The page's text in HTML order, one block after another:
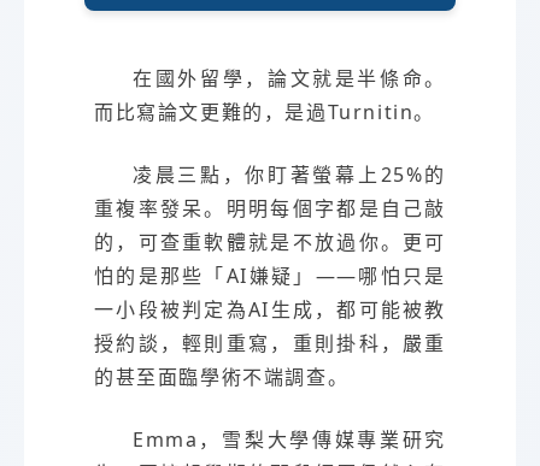
在國外留學，論文就是半條命。
而比寫論文更難的，是過Turnitin。
凌晨三點，你盯著螢幕上25%的
重複率發呆。明明每個字都是自己敲
的，可查重軟體就是不放過你。更可
怕的是那些「AI嫌疑」——哪怕只是
一小段被判定為AI生成，都可能被教
授約談，輕則重寫，重則掛科，嚴重
的甚至面臨學術不端調查。
Emma，雪梨大學傳媒專業研究